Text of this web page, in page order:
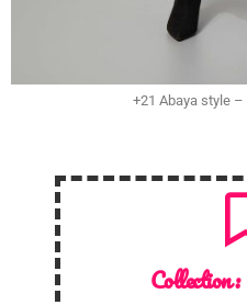
+21 Abaya style
Collection :